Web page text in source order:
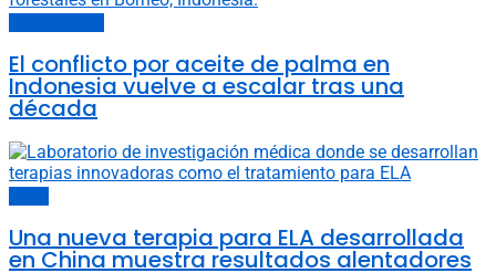
El conflicto por aceite de palma en
Indonesia vuelve a escalar tras una
década
Una nueva terapia para ELA desarrollada
en China muestra resultados alentadores